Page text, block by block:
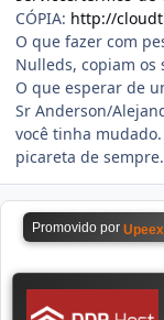
CÓPIA: http://
O que fazer com
Nulleds, copiam os
O que esperar de
Sr Anderson/
você tinha
picareta de sempre.